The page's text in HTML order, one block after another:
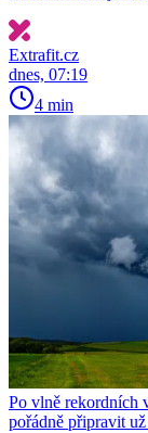
Extrafit.cz
dnes, 07:19
4 min
Po vlně rekordních
pořádně připravit